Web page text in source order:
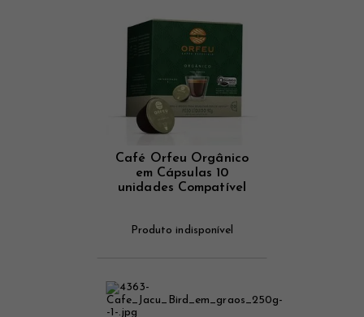
Café Orfeu Orgânico
em Cápsulas 10
unidades Compatível
Produto indisponível